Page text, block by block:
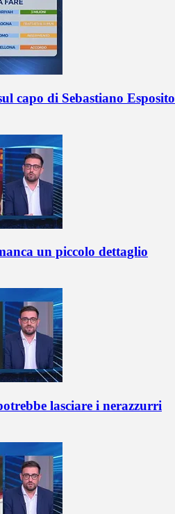
capo di Sebastiano Esposito
un piccolo dettaglio
lasciare i nerazzurri